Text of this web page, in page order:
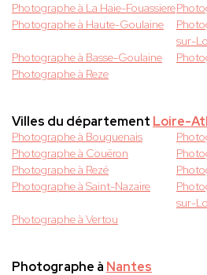
Photographe à La Haie-Fouassiere
Photographe à Haute-Goulaine
sur-
Photographe à Basse-Goulaine
Photographe à Reze
Villes du département Loire-
Photographe à Bouguenais
Photographe à Couëron
Photographe à Rezé
Photographe à Saint-Nazaire
sur-
Photographe à Vertou
Photographe à Nantes